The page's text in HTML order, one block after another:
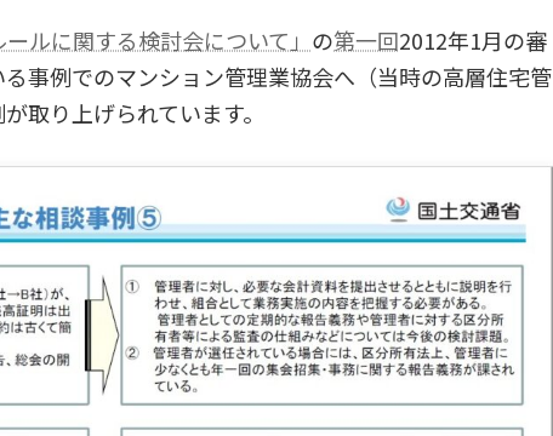
ルに関する検討会について」 の第一回2012年1月の審
事例でのマンション管理業協会へ（当時の高層住宅管
取り上げられています。